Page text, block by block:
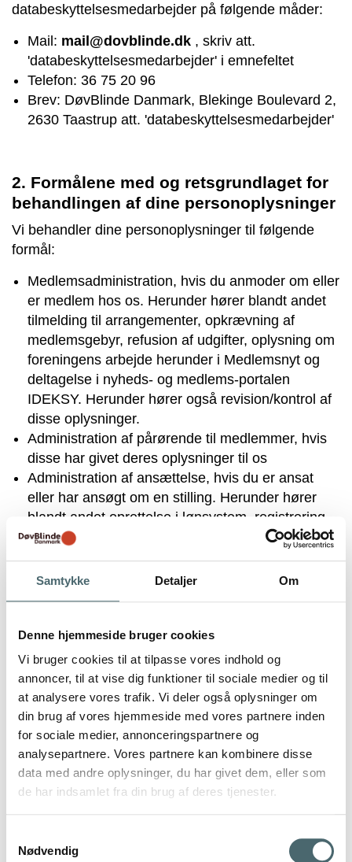
Samtykke Detaljer Om
Denne hjemmeside bruger cookies
Vi bruger cookies til at tilpasse vores indhold og
annoncer, til at vise dig funktioner til sociale medier og til
at analysere vores trafik. Vi deler også oplysninger om
din brug af vores hjemmeside med vores partnere inden
for sociale medier, annonceringspartnere og
analysepartnere. Vores partnere kan kombinere disse
data med andre oplysninger, du har givet dem, eller som
de har indsamlet fra din brug af deres tjenester.
Nødvendig
databeskyttelsesmedarbejder på følgende måder:
Mail: mail@dovblinde.dk , skriv att.
'databeskyttelsesmedarbejder' i emnefeltet
Telefon: 36 75 20 96
Brev: DøvBlinde Danmark, Blekinge Boulevard 2,
2630 Taastrup att. 'databeskyttelsesmedarbejder'
2. Formålene med og retsgrundlaget for
behandlingen af dine personoplysninger
Vi behandler dine personoplysninger til følgende
formål:
Medlemsadministration, hvis du anmoder om eller
er medlem hos os. Herunder hører blandt andet
tilmelding til arrangementer, opkrævning af
medlemsgebyr, refusion af udgifter, oplysning om
foreningens arbejde herunder i Medlemsnyt og
deltagelse i nyheds- og medlems-portalen
IDEKSY. Herunder hører også revision/kontrol af
disse oplysninger.
Administration af pårørende til medlemmer, hvis
disse har givet deres oplysninger til os
Administration af ansættelse, hvis du er ansat
eller har ansøgt om en stilling. Herunder hører
blandt andet oprettelse i lønsystem, registrering
af ferie og sygdom og administration af
personaleadministration.
Administration af arrangementer, bookning af
foredrag og kalender også for ikke-medlemmer
Administration i forbindelse med booking af
rådgiverbesøg og kontakt til socialrådgiver for
medlemmer og ikke-medlemmer
Administration af legater for medlemmer og ikke-
medlemmer
Administration af fundraiseraktiviteter herunder
markedsføring overfor bidragsydere
Administration af kunder, herunder registrering af